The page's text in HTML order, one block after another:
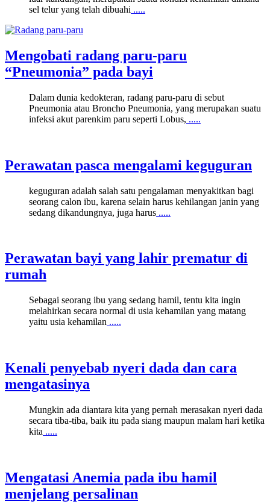
sel telur yang telah dibuahi .....
Mengobati radang paru-paru
“Pneumonia” pada bayi
Dalam dunia kedokteran, radang paru-paru di sebut
Pneumonia atau Broncho Pneumonia, yang merupakan suatu
infeksi akut parenkim paru seperti Lobus, .....
Perawatan pasca mengalami keguguran
keguguran adalah salah satu pengalaman menyakitkan bagi
seorang calon ibu, karena selain harus kehilangan janin yang
sedang dikandungnya, juga harus .....
Perawatan bayi yang lahir prematur di
rumah
Sebagai seorang ibu yang sedang hamil, tentu kita ingin
melahirkan secara normal di usia kehamilan yang matang
yaitu usia kehamilan .....
Kenali penyebab nyeri dada dan cara
mengatasinya
Mungkin ada diantara kita yang pernah merasakan nyeri dada
secara tiba-tiba, baik itu pada siang maupun malam hari ketika
kita .....
Mengatasi Anemia pada ibu hamil
menjelang persalinan